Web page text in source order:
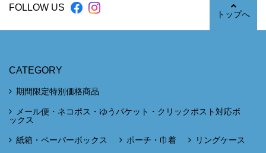
FOLLOW US
トップへ
CATEGORY
期間限定特別価格商品
メール便・ネコポス・ゆうパケット・クリックポスト対応ボ
ックス
紙箱・ペーパーボックス ポーチ・巾着 リングケース